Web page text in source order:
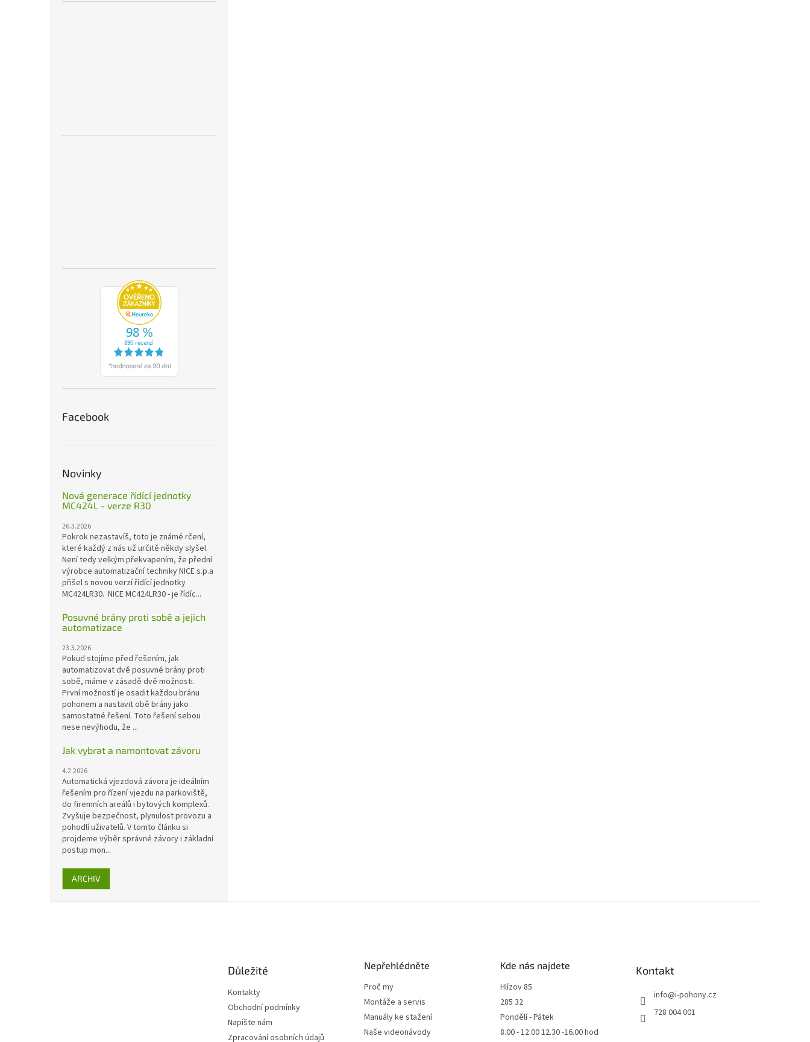
Facebook
Novinky
Nová generace řídící jednotky
MC424L - verze R30
26.3.2026
Pokrok nezastavíš, toto je známé rčení,
které každý z nás už určitě někdy slyšel.
Není tedy velkým překvapením, že přední
výrobce automatizační techniky NICE s.p.a
přišel s novou verzí řídící jednotky
MC424LR30. NICE MC424LR30 - je řídíc...
Posuvné brány proti sobě a jejich
automatizace
23.3.2026
Pokud stojíme před řešením, jak
automatizovat dvě posuvné brány proti
sobě, máme v zásadě dvě možnosti.
První možností je osadit každou bránu
pohonem a nastavit obě brány jako
samostatné řešení. Toto řešení sebou
nese nevýhodu, že ...
Jak vybrat a namontovat závoru
4.2.2026
Automatická vjezdová závora je ideálním
řešením pro řízení vjezdu na parkoviště,
do firemních areálů i bytových komplexů.
Zvyšuje bezpečnost, plynulost provozu a
pohodlí uživatelů. V tomto článku si
projdeme výběr správné závory i základní
postup mon...
ARCHIV
Důležité
Kontakty
Obchodní podmínky
Napište nám
Zpracování osobních údajů
Nepřehlédněte
Proč my
Montáže a servis
Manuály ke stažení
Naše videonávody
Kde nás najdete
Hlízov 85
285 32
Pondělí - Pátek
8.00 - 12.00 12.30 -16.00 hod
Kontakt
info@i-pohony.cz
728 004 001